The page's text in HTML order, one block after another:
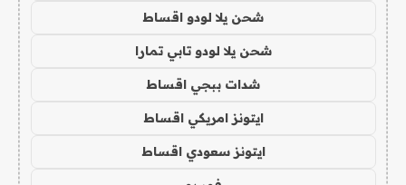
شحن يلا لودو اقساط
شحن يلا لودو تابي تمارا
شدات ببجي اقساط
ايتونز امريكي اقساط
ايتونز سعودي اقساط